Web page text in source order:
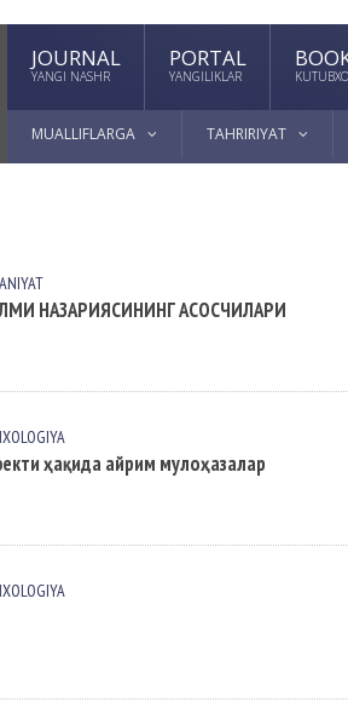
JOURNAL
YANGI NASHR
PORTAL
YANGILIKLAR
MUALLIFLARGA TAHRIRIYAT
НАЗАРИЯСИНИНГ АСОСЧИЛАРИ
ҳақида айрим мулоҳазалар